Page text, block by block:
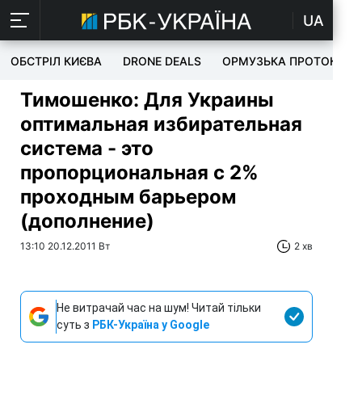
UA
ОБСТРІЛ КИЄВА DRONE DEALS ОРМУЗЬКА ПРОТОКА
Тимошенко: Для Украины
оптимальная избирательная
система - это
пропорциональная с 2%
проходным барьером
(дополнение)
13:10 20.12.2011 Вт 2 хв
Не витрачай час на шум! Читай тільки
суть з РБК-Україна у Google